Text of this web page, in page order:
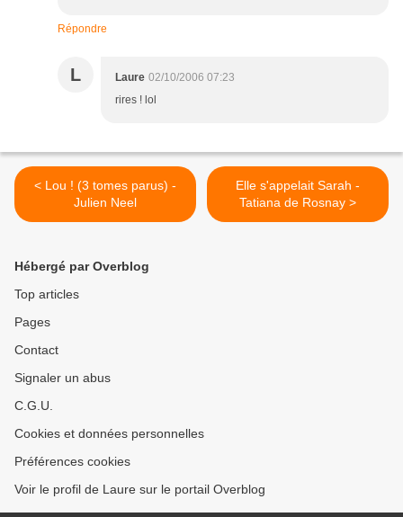
Répondre
L Laure 02/10/2006 07:23
rires ! lol
< Lou ! (3 tomes parus) -
Julien Neel
Elle s'appelait Sarah -
Tatiana de Rosnay >
Hébergé par Overblog
Top articles
Pages
Contact
Signaler un abus
C.G.U.
Cookies et données personnelles
Préférences cookies
Voir le profil de Laure sur le portail Overblog